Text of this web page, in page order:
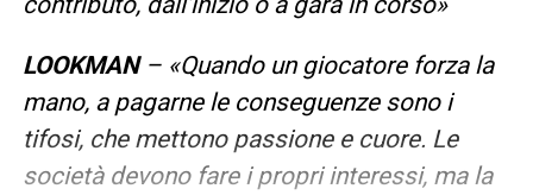
LOOKMAN – «Quando un giocatore forza la
mano, a pagarne le conseguenze sono i
tifosi, che mettono passione e cuore. Le
società devono fare i propri interessi, ma la